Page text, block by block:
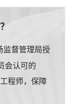
监督管理局授
会认可的
程师，保障